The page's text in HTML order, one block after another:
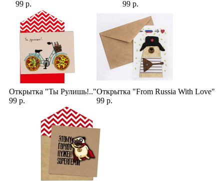
99 р. 99 р.
Открытка "Ты Рулишь!.."
99 р.
Открытка "From Russia With Love"
99 р.